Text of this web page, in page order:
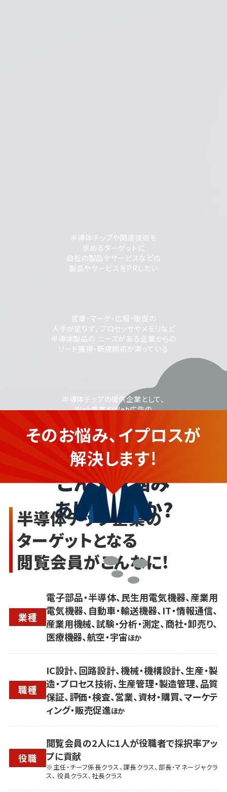
半導体チップを提供する企業さま
こんなお悩み
ありませんか?
半導体チップや関連技術を
求めるターゲットに
自社の製品やサービスなどの
製品やサービスをPRしたい
営業・マーケ・広報・販促の
人手が足りず、プロセッサやメモリなど
半導体製品の ニーズがある企業からの
リード獲得・新規開拓が滞っている
半導体チップの提供企業として、
Web集客やWeb広告の
運用に不安がある
そのお悩み、イプロスが
解決します!
半導体チップ企業の
ターゲットとなる
閲覧会員がこんなに!
業種
電子部品・半導体、民生用電気機器、産業用
電気機器、自動車・輸送機器、IT・情報通信、
産業用機械、試験・分析・測定、商社・卸売り、
医療機器、航空・宇宙ほか
職種
IC設計、回路設計、機械・機構設計、生産・製
造・プロセス技術、生産管理・製造管理、品質
保証、評価・検査、営業、資材・購買、マーケテ
ィング・販売促進ほか
役職
閲覧会員の2人に1人が役職者で採択率アッ
プに貢献
※主任・チーフ係長クラス、課長クラス、部長・マネージャクラ
ス、 役員クラス、社長クラス